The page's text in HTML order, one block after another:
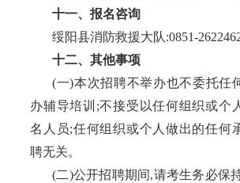
十一、报名咨询
绥阳县消防救援大队:0851-
十二、其他事项
(一)本次招聘不举办也不委托任
办辅导培训;不接受以任何组织或个
名人员;任何组织或个人做出的任何
聘无关。
(二)公开招聘期间,请考生务必保